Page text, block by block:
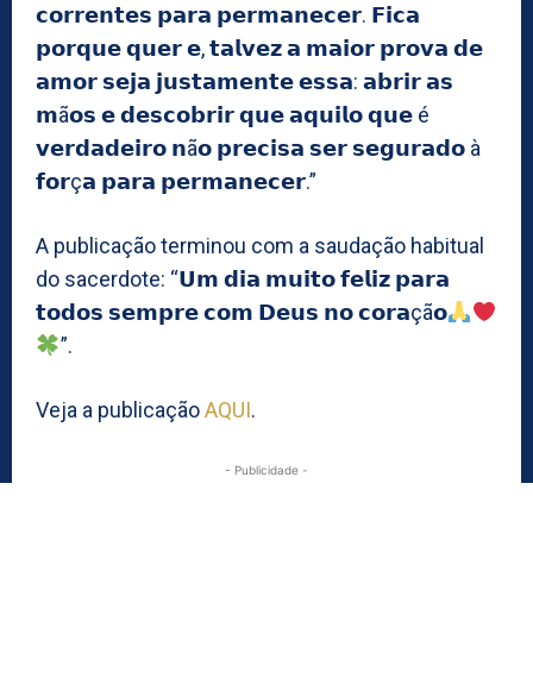
𝗰𝗼𝗿𝗿𝗲𝗻𝘁𝗲𝘀 𝗽𝗮𝗿𝗮 𝗽𝗲𝗿𝗺𝗮𝗻𝗲𝗰𝗲𝗿. 𝗙𝗶𝗰𝗮
𝗽𝗼𝗿𝗾𝘂𝗲 𝗾𝘂𝗲𝗿 𝗲, 𝘁𝗮𝗹𝘃𝗲𝘇 𝗮 𝗺𝗮𝗶𝗼𝗿 𝗽𝗿𝗼𝘃𝗮 𝗱𝗲
𝗮𝗺𝗼𝗿 𝘀𝗲𝗷𝗮 𝗷𝘂𝘀𝘁𝗮𝗺𝗲𝗻𝘁𝗲 𝗲𝘀𝘀𝗮: 𝗮𝗯𝗿𝗶𝗿 𝗮𝘀
𝗺ã𝗼𝘀 𝗲 𝗱𝗲𝘀𝗰𝗼𝗯𝗿𝗶𝗿 𝗾𝘂𝗲 𝗮𝗾𝘂𝗶𝗹𝗼 𝗾𝘂𝗲 é
𝘃𝗲𝗿𝗱𝗮𝗱𝗲𝗶𝗿𝗼 𝗻ã𝗼 𝗽𝗿𝗲𝗰𝗶𝘀𝗮 𝘀𝗲𝗿 𝘀𝗲𝗴𝘂𝗿𝗮𝗱𝗼 à
𝗳𝗼𝗿ç𝗮 𝗽𝗮𝗿𝗮 𝗽𝗲𝗿𝗺𝗮𝗻𝗲𝗰𝗲𝗿.”
A publicação terminou com a saudação habitual
do sacerdote: “𝗨𝗺 𝗱𝗶𝗮 𝗺𝘂𝗶𝘁𝗼 𝗳𝗲𝗹𝗶𝘇 𝗽𝗮𝗿𝗮
𝘁𝗼𝗱𝗼𝘀 𝘀𝗲𝗺𝗽𝗿𝗲 𝗰𝗼𝗺 𝗗𝗲𝘂𝘀 𝗻𝗼 𝗰𝗼𝗿𝗮çã𝗼
”.
Veja a publicaçãoAQUI.
- Publicidade -